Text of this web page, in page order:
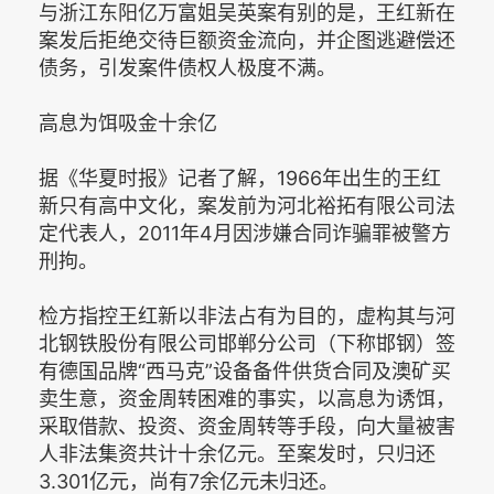
与浙江东阳亿万富姐吴英案有别的是，王红新在
案发后拒绝交待巨额资金流向，并企图逃避偿还
债务，引发案件债权人极度不满。
高息为饵吸金十余亿
据《华夏时报》记者了解，1966年出生的王红
新只有高中文化，案发前为河北裕拓有限公司法
定代表人，2011年4月因涉嫌合同诈骗罪被警方
刑拘。
检方指控王红新以非法占有为目的，虚构其与河
北钢铁股份有限公司邯郸分公司（下称邯钢）签
有德国品牌“西马克”设备备件供货合同及澳矿买
卖生意，资金周转困难的事实，以高息为诱饵，
采取借款、投资、资金周转等手段，向大量被害
人非法集资共计十余亿元。至案发时，只归还
3.301亿元，尚有7余亿元未归还。